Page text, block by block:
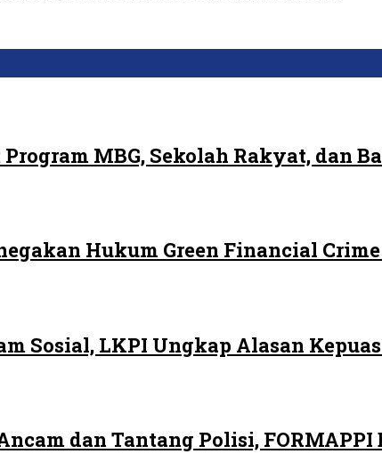
MBG, Sekolah Rakyat, dan
Hukum Green Financial
Sosial, LKPI Ungkap Alasan
dan Tantang Polisi, FORMAPPI